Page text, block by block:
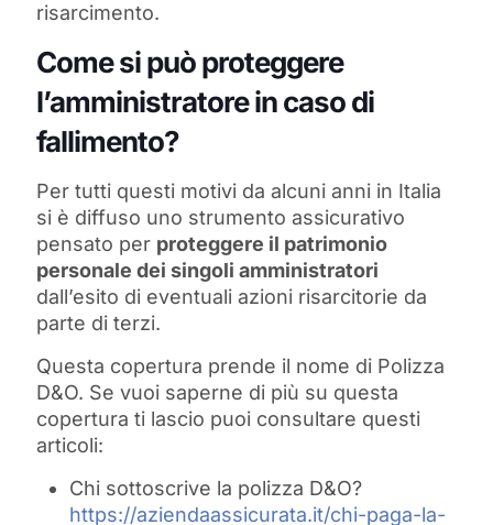
risarcimento.
Come si può proteggere
l’amministratore in caso di
fallimento?
Per tutti questi motivi da alcuni anni in Italia
si è diffuso uno strumento assicurativo
pensato per proteggere il patrimonio
personale dei singoli amministratori
dall’esito di eventuali azioni risarcitorie da
parte di terzi.
Questa copertura prende il nome di Polizza
D&O. Se vuoi saperne di più su questa
copertura ti lascio puoi consultare questi
articoli:
Chi sottoscrive la polizza D&O?
https://aziendaassicurata.it/chi-paga-la-